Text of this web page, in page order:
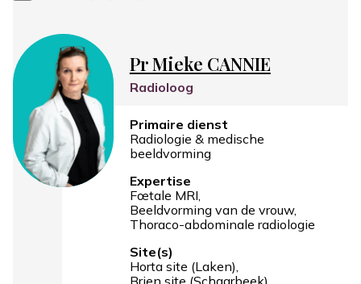
Pr Mieke CANNIE
Radioloog
Primaire dienst
Radiologie & medische
beeldvorming
Expertise
Fœtale MRI
Beeldvorming van de vrouw
Thoraco-abdominale radiologie
Site(s)
Horta site (Laken)